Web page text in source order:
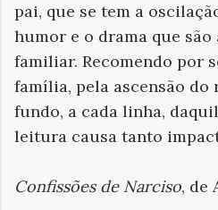
pai, que se tem a
humor e o drama que são
familiar. Recomendo por
família, pela ascensão
fundo, a cada linha,
leitura causa tanto
Confissões de Narciso, de